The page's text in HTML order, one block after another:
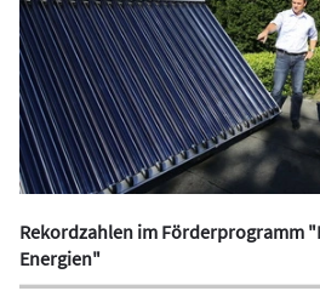
Rekordzahlen im Förderprogramm
Energien"